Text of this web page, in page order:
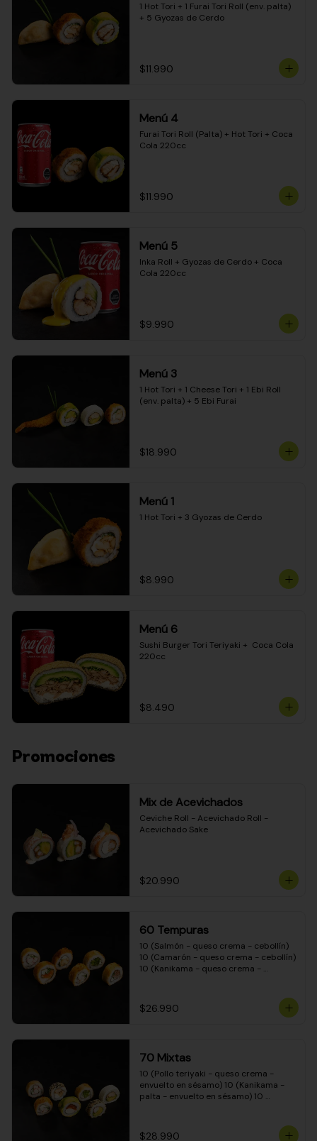
1 Hot Tori + 1 Furai Tori Roll (env. palta)
+ 5 Gyozas de Cerdo
$11.990
Menú 4
Furai Tori Roll (Palta) + Hot Tori + Coca
Cola 220cc
$11.990
Menú 5
Inka Roll + Gyozas de Cerdo + Coca
Cola 220cc
$9.990
Menú 3
1 Hot Tori + 1 Cheese Tori + 1 Ebi Roll
(env. palta) + 5 Ebi Furai
$18.990
Menú 1
1 Hot Tori + 3 Gyozas de Cerdo
$8.990
Menú 6
Sushi Burger Tori Teriyaki +  Coca Cola
220cc
$8.490
Promociones
Mix de Acevichados
Ceviche Roll - Acevichado Roll -
Acevichado Sake
$20.990
60 Tempuras
10 (Salmón - queso crema - cebollín)
10 (Camarón - queso crema - cebollín)
10 (Kanikama - queso crema -
crema - cebollín) 10 (Carne - queso
crema - cebollín)
$26.990
70 Mixtas
10 (Pollo teriyaki - queso crema -
envuelto en sésamo) 10 (Kanikama -
palta - envuelto en sésamo) 10
- envuelto en queso crema) 10
$28.990